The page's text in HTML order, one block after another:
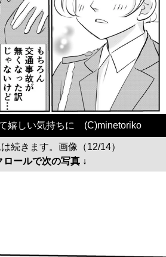
嬉しい気持ちに (C)minetoriko
続きます。画像（12/14）
ロールで次の写真 ↓